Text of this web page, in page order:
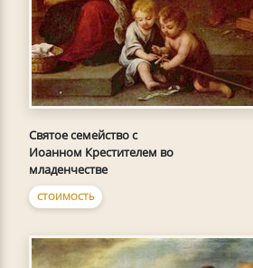
Святое семейство с
Иоанном Крестителем во
младенчестве
СТОИМОСТЬ